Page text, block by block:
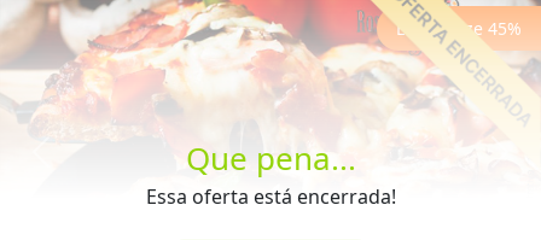
Que pena...
Essa oferta está encerrada!
Economize 45%